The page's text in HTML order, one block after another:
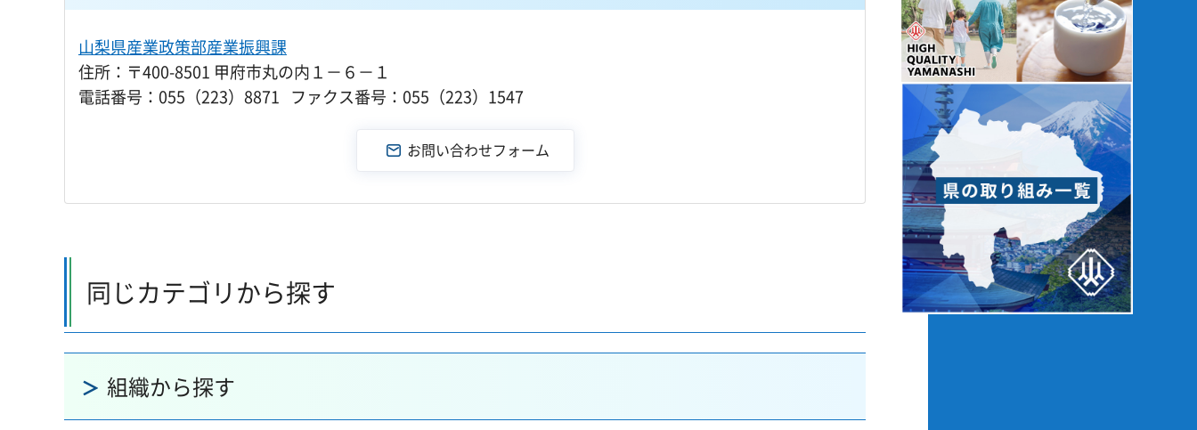
山梨県産業政策部産業振興課
住所：〒400-8501 甲府市丸の内１－６－１
電話番号：055（223）8871 ファクス番号：055（223）1547
同じカテゴリから探す
組織から探す